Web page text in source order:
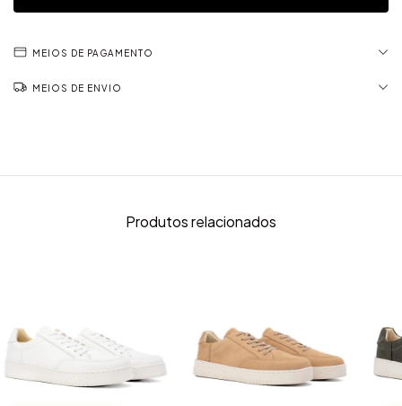
MEIOS DE PAGAMENTO
MEIOS DE ENVIO
Produtos relacionados